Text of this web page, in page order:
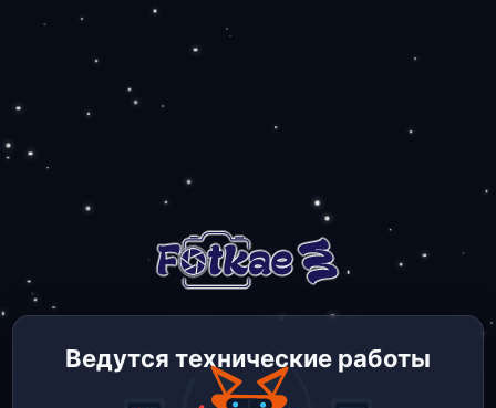
Ведутся технические работы